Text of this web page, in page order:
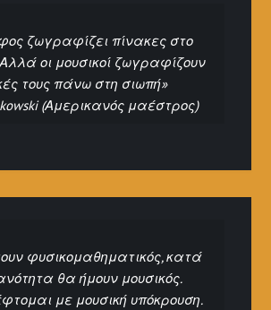
ζωγραφίζει πίνακες στο
οι μουσικοί ζωγραφίζουν
τους πάνω στη σιωπή»
(Αμερικανός μαέστρος)
φυσικομαθηματικός, κατά
θα ήμουν μουσικός.
με μουσική υπόκρουση.